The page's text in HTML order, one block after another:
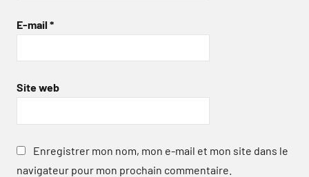
E-mail *
Site web
Enregistrer mon nom, mon e-mail et mon site dans le
navigateur pour mon prochain commentaire.